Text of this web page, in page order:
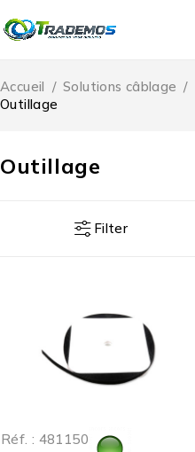
Outillage
Accueil / Solutions câblage /
Outillage
Filter
Réf. : 481150